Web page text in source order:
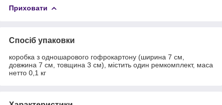
Приховати
Спосіб упаковки
коробка з одношарового гофрокартону (ширина 7 см,
довжина 7 см, товщина 3 см), містить один ремкомплект, маса
нетто 0,1 кг